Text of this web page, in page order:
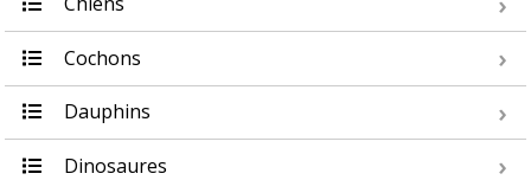
Cochons
Dauphins
Dinosaures